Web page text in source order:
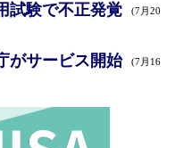
試験で不正発覚
(7月20
がサービス開始
(7月16